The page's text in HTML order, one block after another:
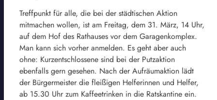
Treffpunkt für alle, die bei der städtischen Aktion
mitmachen wollen, ist am Freitag, dem 31. März, 14 Uhr,
auf dem Hof des Rathauses vor dem Garagenkomplex.
Man kann sich vorher anmelden. Es geht aber auch
ohne: Kurzentschlossene sind bei der Putzaktion
ebenfalls gern gesehen. Nach der Aufräumaktion lädt
der Bürgermeister die fleißigen Helferinnen und Helfer,
ab 15.30 Uhr zum Kaffeetrinken in die Ratskantine ein.